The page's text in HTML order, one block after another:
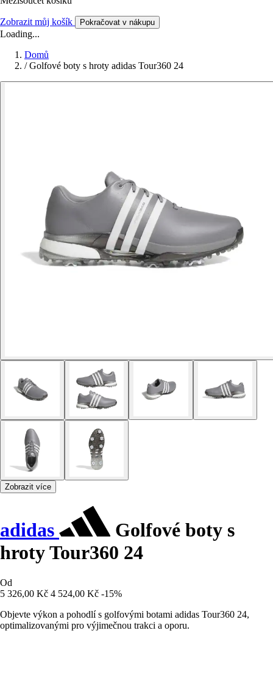
Zobrazit můj košík Pokračovat v nákupu
Loading...
Domů
/ Golfové boty s hroty adidas Tour360 24
Zobrazit více
adidas
Golfové boty s
hroty Tour360 24
Od
5 326,00 Kč 4 524,00 Kč -15%
Objevte výkon a pohodlí s golfovými botami adidas Tour360 24,
optimalizovanými pro výjimečnou trakci a oporu.